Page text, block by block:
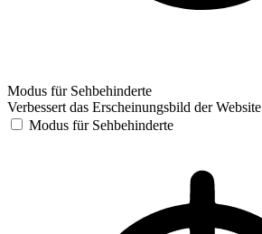
Modus für Sehbehinderte
Verbessert das Erscheinungsbild der Website
Modus für Sehbehinderte